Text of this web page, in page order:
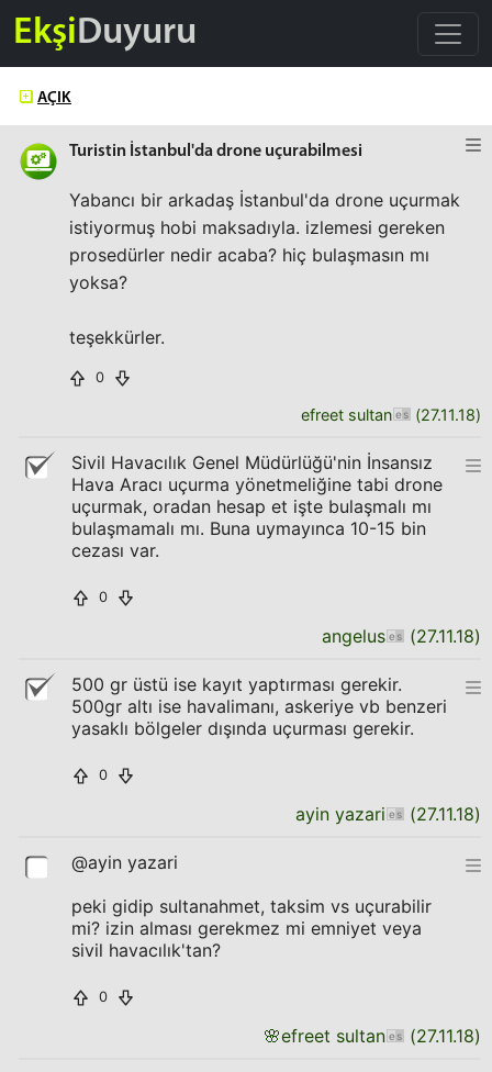
EkşiDuyuru
AÇIK
Turistin İstanbul'da drone uçurabilmesi
Yabancı bir arkadaş İstanbul'da drone uçurmak
istiyormuş hobi maksadıyla. izlemesi gereken
prosedürler nedir acaba? hiç bulaşmasın mı
yoksa?
teşekkürler.
0
efreet sultan (27.11.18)
Sivil Havacılık Genel Müdürlüğü'nin İnsansız
Hava Aracı uçurma yönetmeliğine tabi drone
uçurmak, oradan hesap et işte bulaşmalı mı
bulaşmamalı mı. Buna uymayınca 10-15 bin
cezası var.
0
angelus (27.11.18)
500 gr üstü ise kayıt yaptırması gerekir.
500gr altı ise havalimanı, askeriye vb benzeri
yasaklı bölgeler dışında uçurması gerekir.
0
ayin yazari (27.11.18)
@ayin yazari
peki gidip sultanahmet, taksim vs uçurabilir
mi? izin alması gerekmez mi emniyet veya
sivil havacılık'tan?
0
🌸efreet sultan (27.11.18)